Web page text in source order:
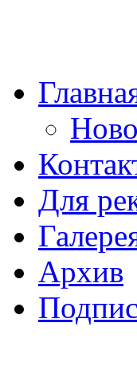
Для
Архив